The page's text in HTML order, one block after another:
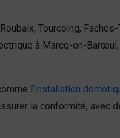
Tourcoing, Faches-
à Marcq-en-
l’installation
la conformité, avec